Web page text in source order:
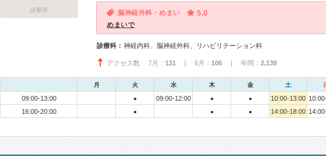
診療所 脳神経外科・めまい 5.0
めまいで
診療科： 神経内科、脳神経外科、リハビリテーション科
アクセス数 7月： 131 | 6月： 106 | 年間： 2,139
月 火 水 木 金 土
09:00-13:00 ● 09:00-12:00 ● ● 10:00-13:00
16:00-20:00
● ● ● 14:00-18:00